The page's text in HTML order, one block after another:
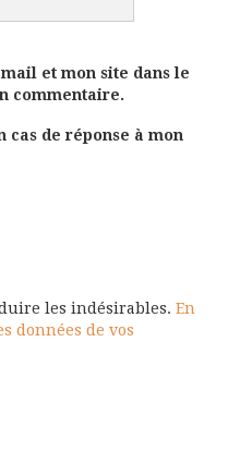
et mon site dans le
commentaire.
de réponse à mon
les indésirables. En
données de vos